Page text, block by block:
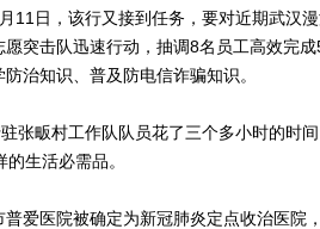
11日，该行又接到任务，要对近期武汉
突击队迅速行动，抽调8名员工高效完
治知识、普及防电信诈骗知识。
畈村工作队队员花了三个多小时的时间
生活必需品。
医院被确定为新冠肺炎定点收治医院